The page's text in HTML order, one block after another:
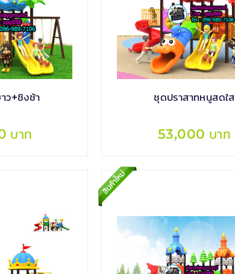
ว+ชิงช้า
บาท
ชุดปราสาทหนูสดใส
53,000 บาท